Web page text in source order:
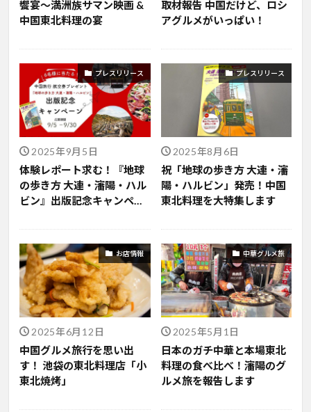
饗宴～満洲族サマン映画 &
中国東北料理の宴
取材報告 中国だけど、ロシ
アグルメがいっぱい！
プレスリリース
2025年9月5日
体験レポート求む！『地球
の歩き方 大連・瀋陽・ハル
ビン』出版記念キャンペー
プレスリリース
2025年8月6日
祝「地球の歩き方 大連・瀋
陽・ハルビン」発売！中国
東北料理を大特集します
お店情報
2025年6月12日
中国グルメ旅行を思い出
す！ 池袋の東北料理店「小
東北焼烤」
中華グルメ旅
2025年5月1日
日本のガチ中華と本場東北
料理の食べ比べ！瀋陽のグ
ルメ旅を報告します